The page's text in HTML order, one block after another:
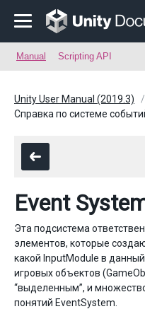
Manual Scripting API
Unity User Manual (2019.3)
Справка по системе
Event
Эта подсистема
элементов, которые
какой InputModule в
игровых объектов
“выделенным”, и
понятий EventSystem.